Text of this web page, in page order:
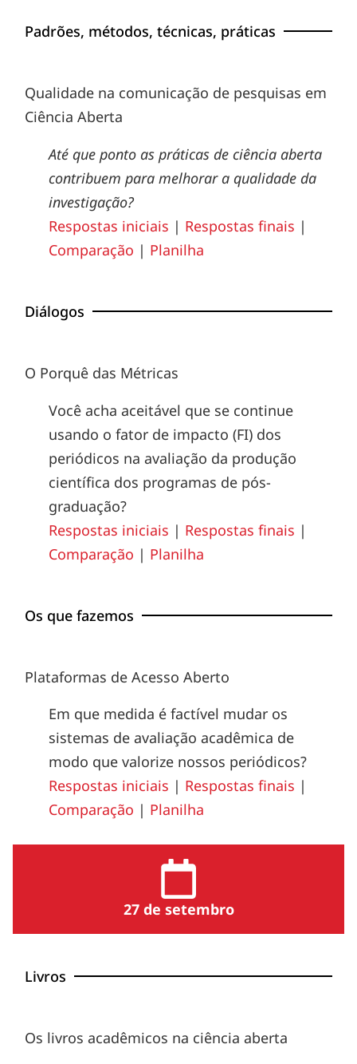
Padrões, métodos, técnicas, práticas
Qualidade na comunicação de pesquisas em
Ciência Aberta
Até que ponto as práticas de ciência aberta
contribuem para melhorar a qualidade da
investigação?
Respostas iniciais | Respostas finais |
Comparação | Planilha
Diálogos
O Porquê das Métricas
Você acha aceitável que se continue
usando o fator de impacto (FI) dos
periódicos na avaliação da produção
científica dos programas de pós-
graduação?
Respostas iniciais | Respostas finais |
Comparação | Planilha
Os que fazemos
Plataformas de Acesso Aberto
Em que medida é factível mudar os
sistemas de avaliação acadêmica de
modo que valorize nossos periódicos?
Respostas iniciais | Respostas finais |
Comparação | Planilha
27 de setembro
Livros
Os livros acadêmicos na ciência aberta